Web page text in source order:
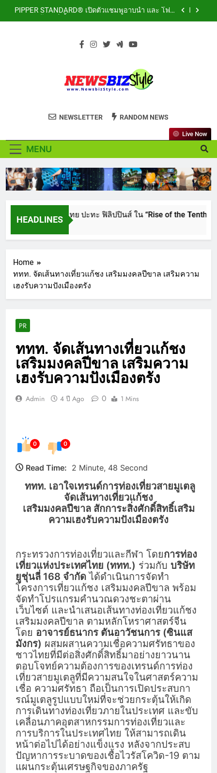
และปรับปรุงอย่างต่อเนื่อง
PIPPER STANDARD® เปิดตัวแชมพูอาบน้ำ และ โฟม
ใน “Rise of the Tenth Lord” เปิดสงครามกิลด์ข้าม
ประเทศ ฉลองเซิร์ฟเวอร์ใหม่ เฮเลนา
คุ้มครองค่ารักษาเจ็บป่วย-อุบัติเหตุสูงสุด 5 ล้าน มีแผน
ประกันเลือกได้ 3-25 เดือน
สถาบันเทคโนโลยีไทย-ญี่ปุ่น (TNI: Thai-Nichi) ฉลอง
ครบรอบ 19ปี จัดงาน “TNI Day 2026” ประกาศความ
เป็นผู้นำด้านสถาบันการศึกษา ที่มุ่งมั่น พร้อมพัฒนา
Residue” เลียขนได้ ปลอดภัย ไร้สารตกค้าง
NEWSBIZSTYLE
Business
NEWSLETTER RANDOM NEWS
MENU
Live Now
HEADLINES LORDNINE จัดศึกคนดังสายเกม ไทย ปะทะ ฟิ
Home
ททท. จัดเส้นทางเที่ยวแก้ชง เสริมมงคลปีขาล เสริมความ
เฮงรับความปังเมืองตรัง
PR
ททท. จัดเส้นทางเที่ยวแก้ชง
เสริมมงคลปีขาล เสริมความ
เฮงรับความปังเมืองตรัง
Admin 4 ปี Ago 0 1 Mins
0 0
Read Time: 2 Minute, 48 Second
ททท. เอาใจเทรนด์การท่องเที่ยวสายมูเตลู
จัดเส้นทางเที่ยวแก้ชง
เสริมมงคลปีขาล สักการะสิ่งศักดิ์สิทธิ์เสริม
ความเฮงรับความปังเมืองตรัง
กระทรวงการท่องเที่ยวและกีฬา โดยการท่อง
เที่ยวแห่งประเทศไทย (ททท.) ร่วมกับ บริษัท
ยูชุ่นลี่ 168 จำกัด ได้ดำเนินการจัดทำ
โครงการเที่ยวแก้ชง เสริมมงคลปีขาล พร้อม
จัดทำโปรแกรมคำนวณดวงชะตาผ่าน
เว็บไซต์ และนำเสนอเส้นทางท่องเที่ยวแก้ชง
เสริมมงคลปีขาล ตามหลักโหราศาสตร์จีน
โดย อาจารย์ธนากร ตันอาวัชนการ (ซินแส
มังกร) ผสมผสานความเชื่อความศรัทธาของ
ชาวไทยที่มีต่อสิ่งศักดิ์สิทธิ์มาอย่างยาวนาน
ตอบโจทย์ความต้องการของเทรนด์การท่อง
เที่ยวสายมูเตลูที่มีความสนใจในศาสตร์ความ
เชื่อ ความศรัทธา ถือเป็นการเปิดประสบกา
รณ์มูเตลูรูปแบบใหม่ที่จะช่วยกระตุ้นให้เกิด
การเดินทางท่องเที่ยวภายในประเทศ และขับ
เคลื่อนภาคอุตสาหกรรมการท่องเที่ยวและ
การบริการในประเทศไทย ให้สามารถเดิน
หน้าต่อไปได้อย่างแข็งแรง หลังจากประสบ
ปัญหาการระบาดของเชื้อไวรัสโควิด-19 ตาม
แผนกระตุ้นเศรษฐกิจของภาครัฐ